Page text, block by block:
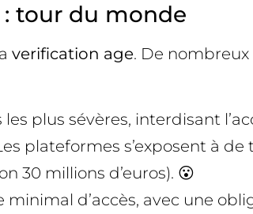
: tour du monde
verification age. De
plus sévères, interdisant
plateformes s’exposent à
30 millions d’euros). 😮
minimal d’accès, avec une